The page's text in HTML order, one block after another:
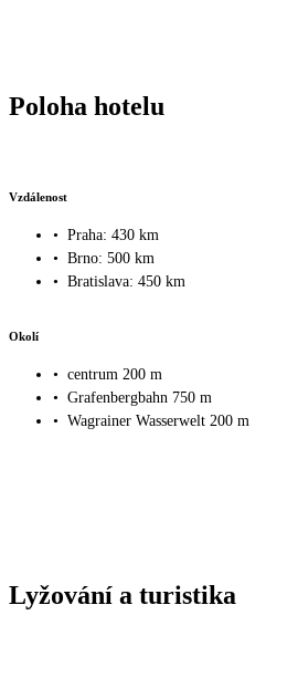
Poloha hotelu
Vzdálenost
• Praha: 430 km
• Brno: 500 km
• Bratislava: 450 km
Okolí
• centrum 200 m
• Grafenbergbahn 750 m
• Wagrainer Wasserwelt 200 m
Lyžování a turistika